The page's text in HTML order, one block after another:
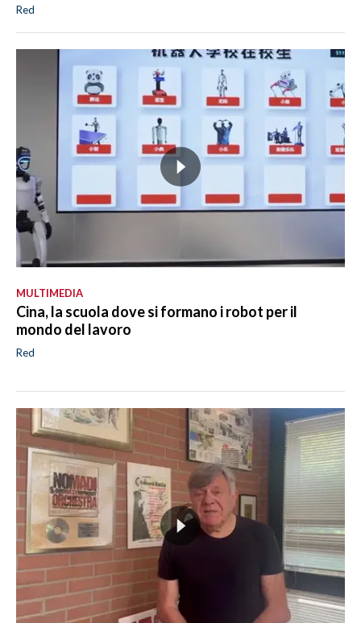
Red
MULTIMEDIA
Cina, la scuola dove si formano i robot per il
mondo del lavoro
Red